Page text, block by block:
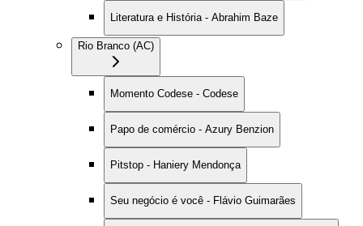
Literatura e História - Abrahim Baze
Rio Branco (AC)
Momento Codese - Codese
Papo de comércio - Azury Benzion
Pitstop - Haniery Mendonça
Seu negócio é você - Flávio Guimarães